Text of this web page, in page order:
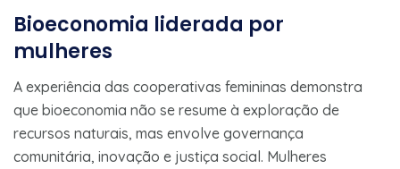
Bioeconomia liderada por
mulheres
A experiência das cooperativas femininas demonstra
que bioeconomia não se resume à exploração de
recursos naturais, mas envolve governança
comunitária, inovação e justiça social. Mulheres